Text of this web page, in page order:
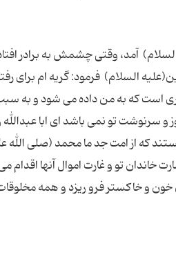
آمد، وقتی چشمش به برادر
السلام) فرمود: گریه ام برای
که به من داده می شود و به
و سرنوشت تو نمی باشد ای ابا
که از امت جد ما محمد (صلی الله
تو و غارت اموال آنها اقدام
و خاکستر فرو ریزد و همه